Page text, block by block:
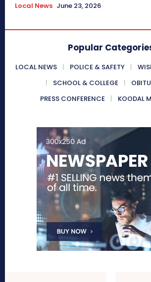
Local News June 23, 2026
Popular
LOCAL NEWS POLICE & SAFETY
SCHOOL & COLLEGE
PRESS CONFERENCE
KOODAL